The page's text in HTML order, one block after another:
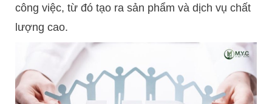
công việc, từ đó tạo ra sản phẩm và dịch vụ chất
lượng cao.